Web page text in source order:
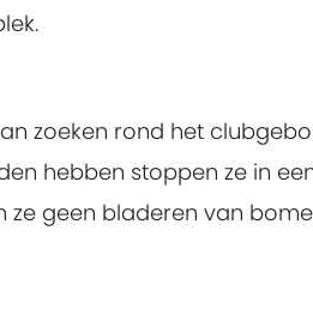
zoeken rond het
hebben stoppen ze in
ze geen bladeren van